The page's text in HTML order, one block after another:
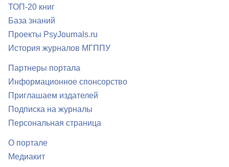
ТОП-20 книг
База знаний
Проекты PsyJournals.ru
История журналов МГППУ
Партнеры портала
Информационное спонсорство
Приглашаем издателей
Подписка на журналы
Персональная страница
О портале
Медиакит